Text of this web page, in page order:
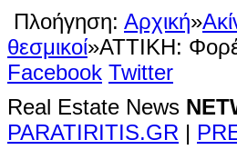
Πλοήγηση: Αρχική»
θεσμικοί»ΑΤΤΙΚΗ:
Facebook Twitter
Real Estate News
PARATIRITIS.GR |